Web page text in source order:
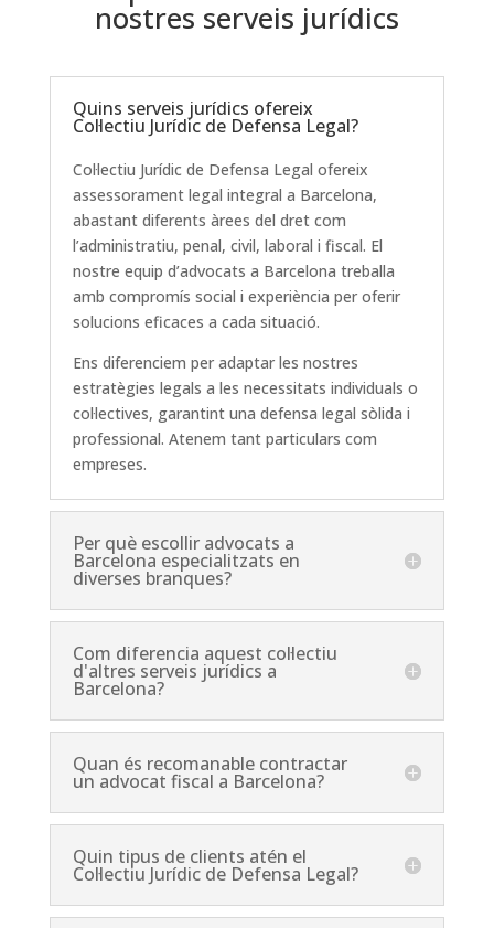
nostres serveis jurídics
Quins serveis jurídics ofereix
Col·lectiu Jurídic de Defensa Legal?
Col·lectiu Jurídic de Defensa Legal ofereix
assessorament legal integral a Barcelona, ​​
abastant diferents àrees del dret com
l’administratiu, penal, civil, laboral i fiscal. El
nostre equip d’advocats a Barcelona treballa
amb compromís social i experiència per oferir
solucions eficaces a cada situació.
Ens diferenciem per adaptar les nostres
estratègies legals a les necessitats individuals o
col·lectives, garantint una defensa legal sòlida i
professional. Atenem tant particulars com
empreses.
Per què escollir advocats a
Barcelona especialitzats en
diverses branques?
Com diferencia aquest col·lectiu
d'altres serveis jurídics a
Barcelona?
Quan és recomanable contractar
un advocat fiscal a Barcelona?
Quin tipus de clients atén el
Col·lectiu Jurídic de Defensa Legal?